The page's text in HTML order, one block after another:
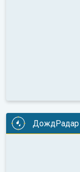
ДождРадар